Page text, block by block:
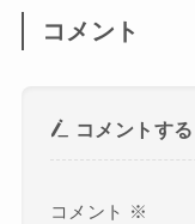
コメント
コメントする
コメント ※